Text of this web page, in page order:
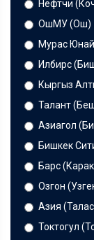
Нефтчи
ОшМУ (Ош)
Мурас
Илбирс
Кыргыз
Талант
Азиагол
Бишкек
Барс
Озгон
Азия
Токтогул